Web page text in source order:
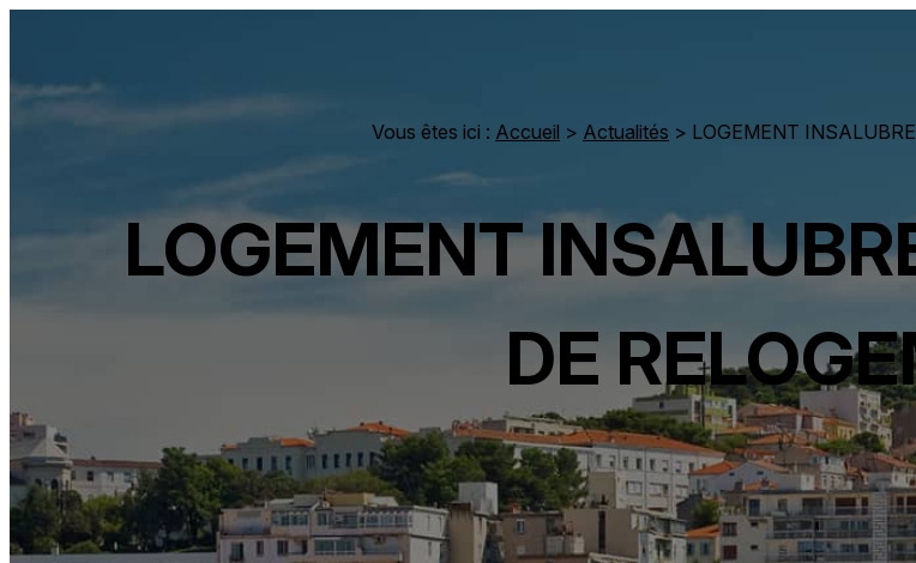
Vous êtes ici : Accueil > Actualités > LOGEMENT
LOGEMENT
DE
Panneau de gestion des cookies